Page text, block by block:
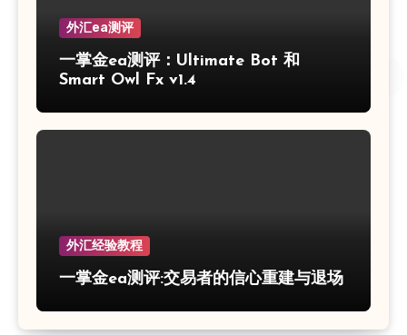
外汇ea测评
一掌金ea测评：Ultimate Bot 和
Smart Owl Fx v1.4
外汇经验教程
一掌金ea测评:交易者的信心重建与退场